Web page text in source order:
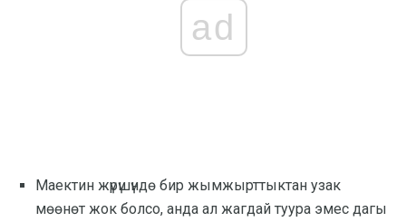
ad
Маектин жүрүшүндө бир жымжырттыктан узак
мөөнөт жок болсо, анда ал жагдай туура эмес дагы